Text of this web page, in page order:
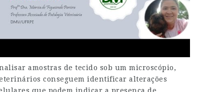
amostras de tecido sob um microscópio,
conseguem identificar alterações
que podem indicar a presença de